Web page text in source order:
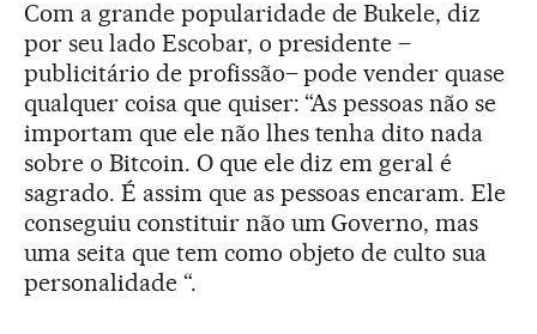
Com a grande popularidade de Bukele, diz
por seu lado Escobar, o presidente –
publicitário de profissão– pode vender quase
qualquer coisa que quiser: “As pessoas não se
importam que ele não lhes tenha dito nada
sobre o Bitcoin. O que ele diz em geral é
sagrado. É assim que as pessoas encaram. Ele
conseguiu constituir não um Governo, mas
uma seita que tem como objeto de culto sua
personalidade “.